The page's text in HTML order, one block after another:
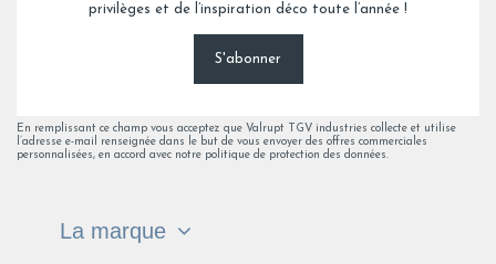
privilèges et de l’inspiration déco toute l’année !
S'abonner
En remplissant ce champ vous acceptez que Valrupt TGV industries collecte et utilise
l’adresse e-mail renseignée dans le but de vous envoyer des offres commerciales
personnalisées, en accord avec notre politique de protection des données.
La marque